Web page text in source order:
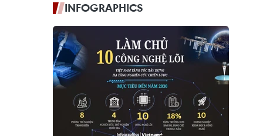
INFOGRAPHICS